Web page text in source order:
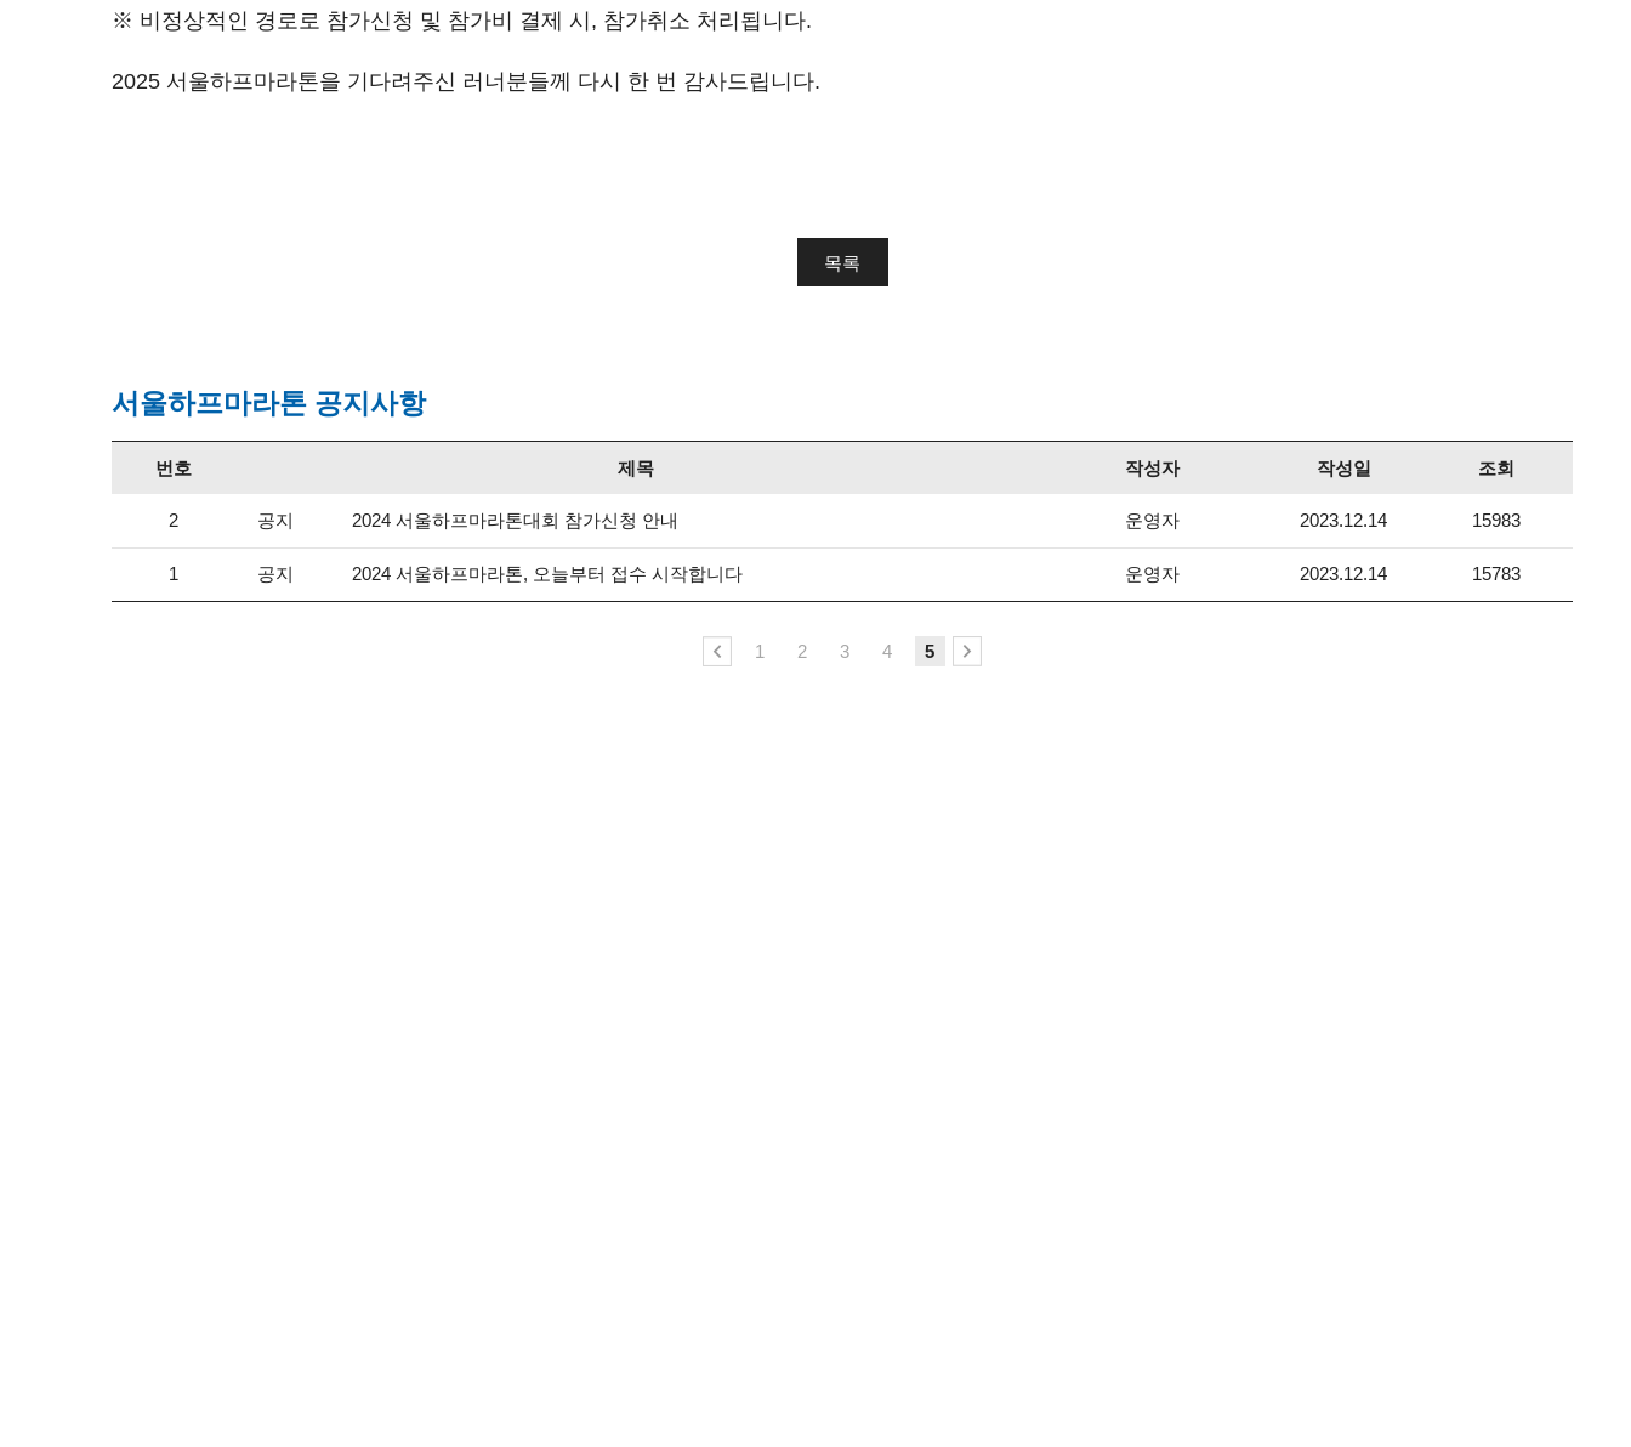
※ 비정상적인 경로로 참가신청 및 참가비 결제 시, 참가취소 처리됩니다.
2025 서울하프마라톤을 기다려주신 러너분들께 다시 한 번 감사드립니다.
목록
서울하프마라톤 공지사항
번호 제목 작성자 작성일 조회
2 공지 2024 서울하프마라톤대회 참가신청 안내 운영자 2023.12.14 15983
1 공지 2024 서울하프마라톤, 오늘부터 접수 시작합니다 운영자 2023.12.14 15783
1 2 3 4 5